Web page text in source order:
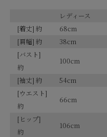
レディース
[着丈] 約
68cm
[肩幅] 約
38cm
[バスト]
約
100cm
[袖丈] 約 54cm
[ウエスト]
約
66cm
[ヒップ]
約
106cm